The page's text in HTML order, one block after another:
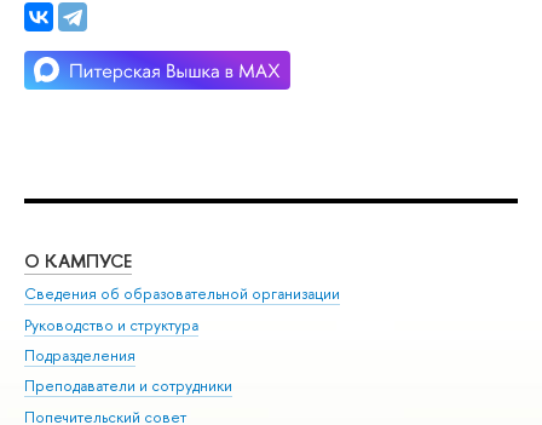
О КАМПУСЕ
Сведения об образовательной организации
Руководство и структура
Подразделения
Преподаватели и сотрудники
Попечительский совет